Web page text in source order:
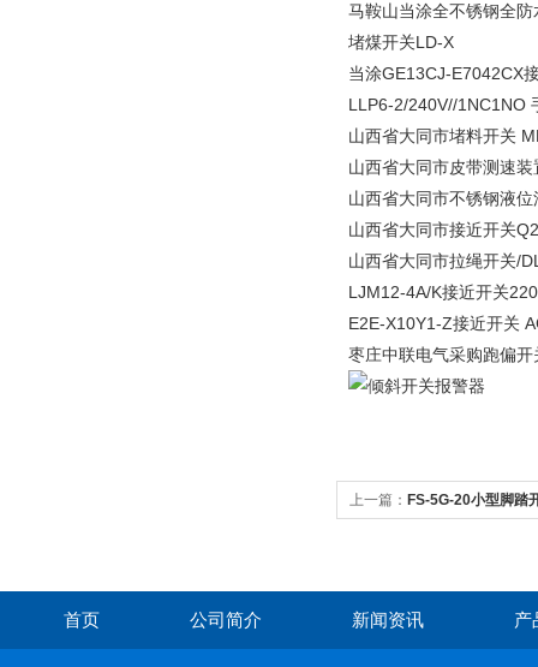
马鞍山当涂全不锈钢全
堵煤开关LD-X
当涂GE13CJ-E7042CX
LLP6-2/240V//1NC1NO
山西省大同市堵料开关
山西省大同市皮带测速
山西省大同市不锈钢液
山西省大同市接近开关
山西省大同市拉绳开关/
LJM12-4A/K接近开关
E2E-X10Y1-Z接近开关
枣庄中联电气采购跑偏开
上一篇： FS-5G-20小型脚踏
首页 公司简介 新闻资讯 产